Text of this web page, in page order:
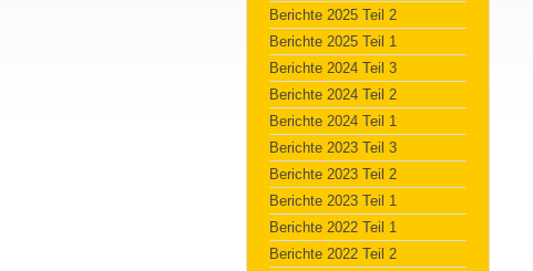
Berichte 2025 Teil 2
Berichte 2025 Teil 1
Berichte 2024 Teil 3
Berichte 2024 Teil 2
Berichte 2024 Teil 1
Berichte 2023 Teil 3
Berichte 2023 Teil 2
Berichte 2023 Teil 1
Berichte 2022 Teil 1
Berichte 2022 Teil 2